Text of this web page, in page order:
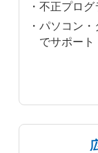
不正プログ
パソコン・
でサポート